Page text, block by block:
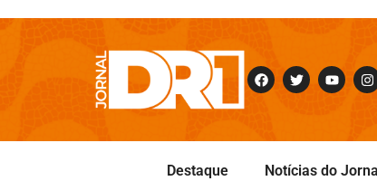
Destaque Notícias do Jornal